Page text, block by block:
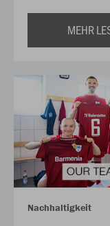
MEHR
Nachhaltigkeit